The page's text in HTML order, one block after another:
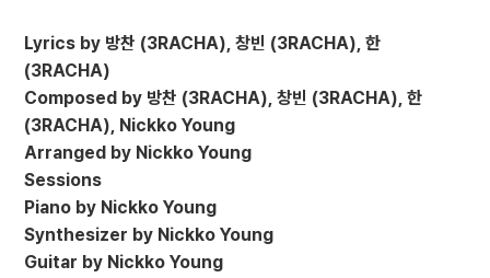
Lyrics by 방찬 (3RACHA), 창빈 (3RACHA), 한
(3RACHA)
Composed by 방찬 (3RACHA), 창빈 (3RACHA), 한
(3RACHA), Nickko Young
Arranged by Nickko Young
Sessions
Piano by Nickko Young
Synthesizer by Nickko Young
Guitar by Nickko Young